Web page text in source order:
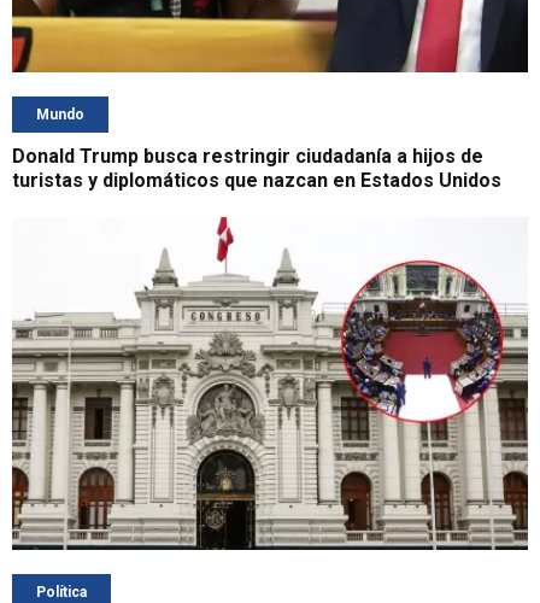
Mundo
Donald Trump busca restringir ciudadanía a hijos de
turistas y diplomáticos que nazcan en Estados Unidos
Política